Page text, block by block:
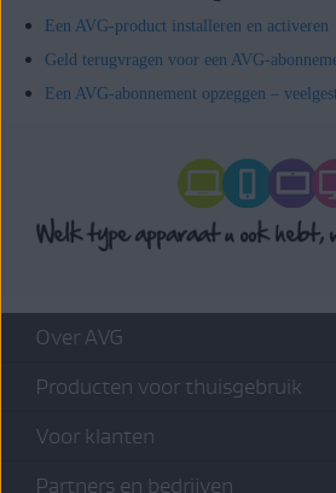
Een AVG-product installeren en activeren
Geld terugvragen voor een AVG-
Een AVG-abonnement opzeggen –
Over AVG
Producten voor thuisgebruik
Voor klanten
Partners en bedrijven